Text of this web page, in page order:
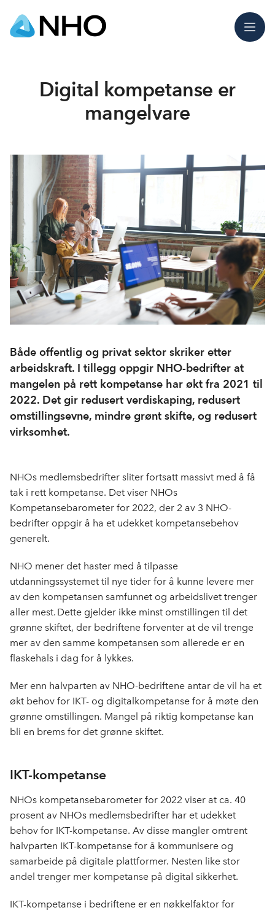
Meny
Digital kompetanse er
mangelvare
Både offentlig og privat sektor skriker etter
arbeidskraft. I tillegg oppgir NHO-bedrifter at
mangelen på rett kompetanse har økt fra 2021 til
2022. Det gir redusert verdiskaping, redusert
omstillingsevne, mindre grønt skifte, og redusert
virksomhet.
NHOs medlemsbedrifter sliter fortsatt massivt med å få
tak i rett kompetanse. Det viser NHOs
Kompetansebarometer for 2022, der 2 av 3 NHO-
bedrifter oppgir å ha et udekket kompetansebehov
generelt.
NHO mener det haster med å tilpasse
utdanningssystemet til nye tider for å kunne levere mer
av den kompetansen samfunnet og arbeidslivet trenger
aller mest. Dette gjelder ikke minst omstillingen til det
grønne skiftet, der bedriftene forventer at de vil trenge
mer av den samme kompetansen som allerede er en
flaskehals i dag for å lykkes.
Mer enn halvparten av NHO-bedriftene antar de vil ha et
økt behov for IKT- og digitalkompetanse for å møte den
grønne omstillingen. Mangel på riktig kompetanse kan
bli en brems for det grønne skiftet.
IKT-kompetanse
NHOs kompetansebarometer for 2022 viser at ca. 40
prosent av NHOs medlemsbedrifter har et udekket
behov for IKT-kompetanse. Av disse mangler omtrent
halvparten IKT-kompetanse for å kommunisere og
samarbeide på digitale plattformer. Nesten like stor
andel trenger mer kompetanse på digital sikkerhet.
IKT-kompetanse i bedriftene er en nøkkelfaktor for